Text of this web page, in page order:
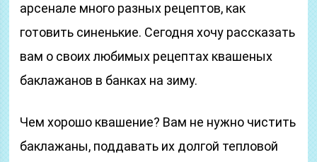
арсенале много разных рецептов, как
готовить синенькие. Сегодня хочу рассказать
вам о своих любимых рецептах квашеных
баклажанов в банках на зиму.
Чем хорошо квашение? Вам не нужно чистить
баклажаны, поддавать их долгой тепловой